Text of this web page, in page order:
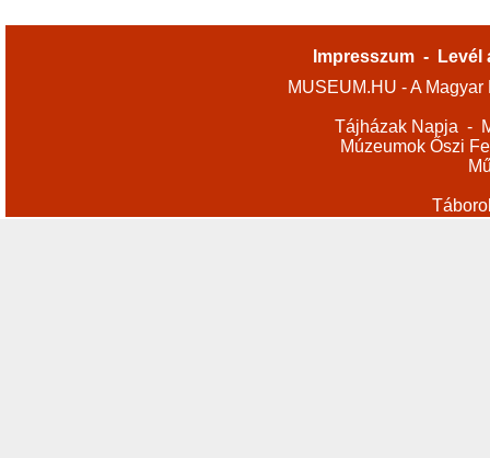
Impresszum -
Levél
MUSEUM.HU - A
Tájházak Napja -
Múzeumok Őszi